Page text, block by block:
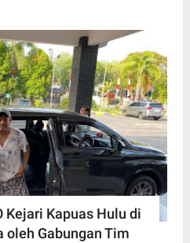
Kejari Kapuas Hulu di
oleh Gabungan Tim